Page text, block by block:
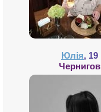
Юлія, 19
Чернигов